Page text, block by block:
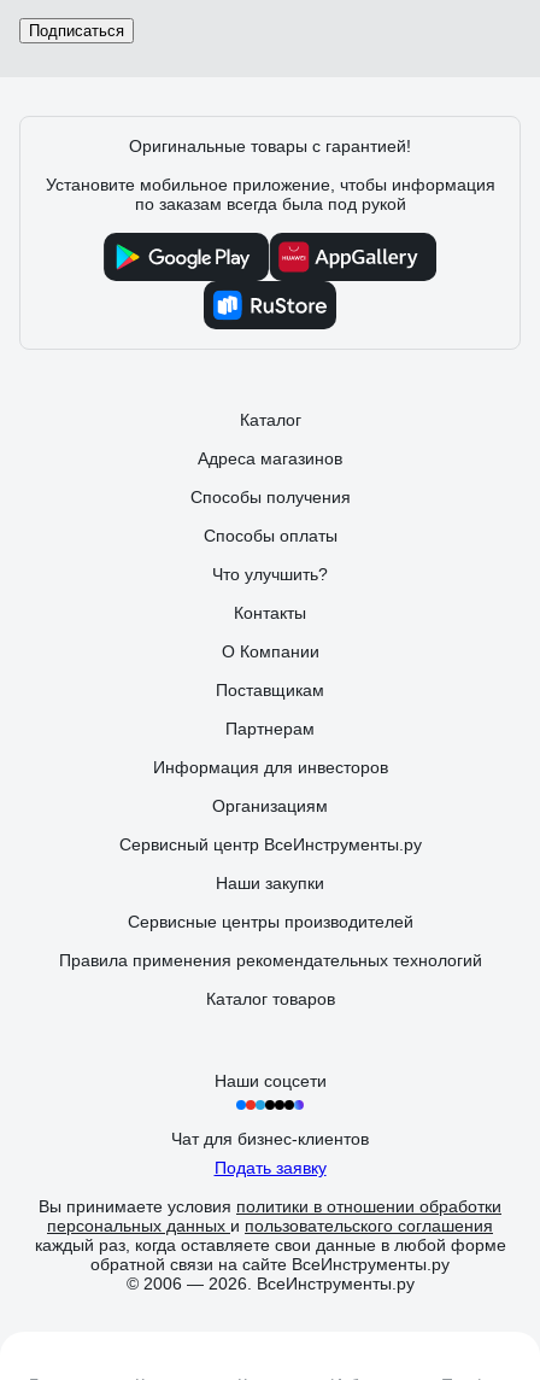
Подписаться
Оригинальные товары с гарантией!
Установите мобильное приложение, чтобы информация
по заказам всегда была под рукой
Каталог
Адреса магазинов
Способы получения
Способы оплаты
Что улучшить?
Контакты
О Компании
Поставщикам
Партнерам
Информация для инвесторов
Организациям
Сервисный центр ВсеИнструменты.ру
Наши закупки
Сервисные центры производителей
Правила применения рекомендательных технологий
Каталог товаров
Наши соцсети
Чат для бизнес-клиентов
Подать заявку
Вы принимаете условия политики в отношении обработки
персональных данных и пользовательского соглашения
каждый раз, когда оставляете свои данные в любой форме
обратной связи на сайте ВсеИнструменты.ру
© 2006 — 2026. ВсеИнструменты.ру